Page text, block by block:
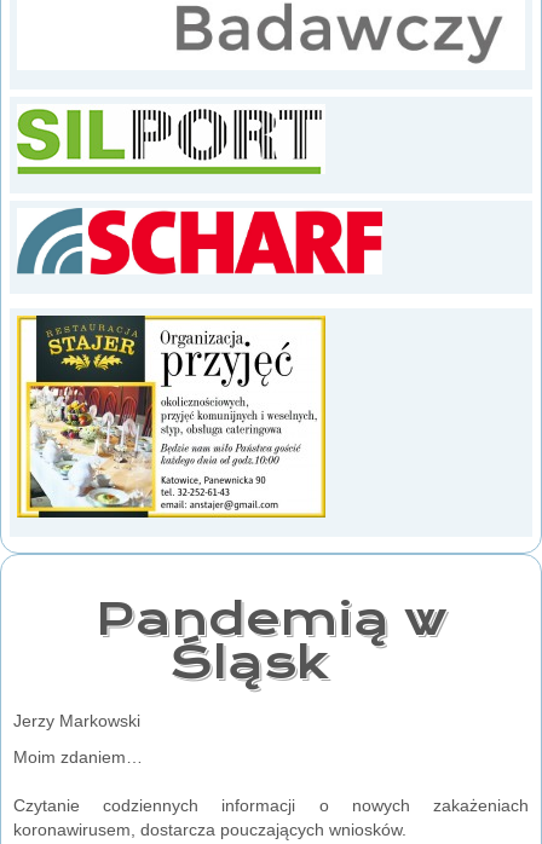
Pandemią w
Śląsk
Jerzy Markowski
Moim zdaniem…
Czytanie codziennych informacji o nowych zakażeniach
koronawirusem, dostarcza pouczających wniosków.